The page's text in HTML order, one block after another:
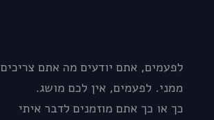
לפעמים, אתם יודעים מה אתם צריכים
ממני. לפעמים, אין לכם מושג.
כך או כך אתם מוזמנים לדבר איתי